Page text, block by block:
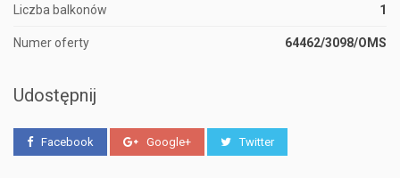
Liczba balkonów 1
Numer oferty 64462/3098/OMS
Udostępnij
Facebook Google+ Twitter